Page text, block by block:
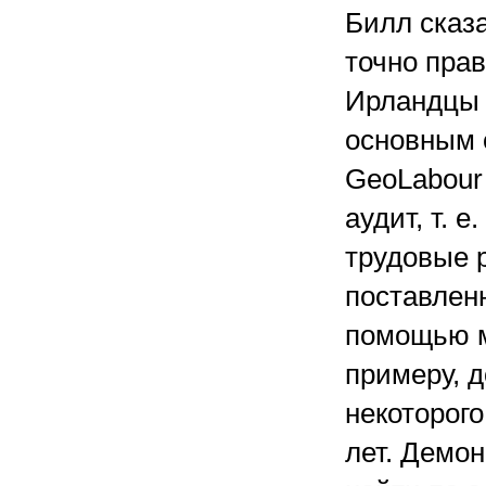
Билл
точно
Ирландцы
основным
аудит, т.
трудовые
помощью
примеру,
лет.